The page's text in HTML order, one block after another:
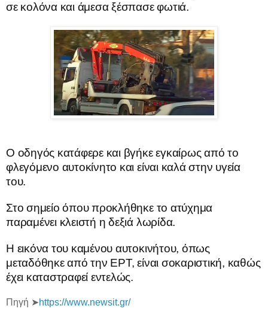
σε κολόνα και άμεσα ξέσπασε φωτιά.
Ο οδηγός κατάφερε και βγήκε εγκαίρως από το
φλεγόμενο αυτοκίνητο και είναι καλά στην υγεία
του.
Στο σημείο όπου προκλήθηκε το ατύχημα
παραμένει κλειστή η δεξιά λωρίδα.
Η εικόνα του καμένου αυτοκινήτου, όπως
μεταδόθηκε από την ΕΡΤ, είναι σοκαριστική, καθώς
έχει καταστραφεί εντελώς.
Πηγή ➤https://www.newsit.gr/